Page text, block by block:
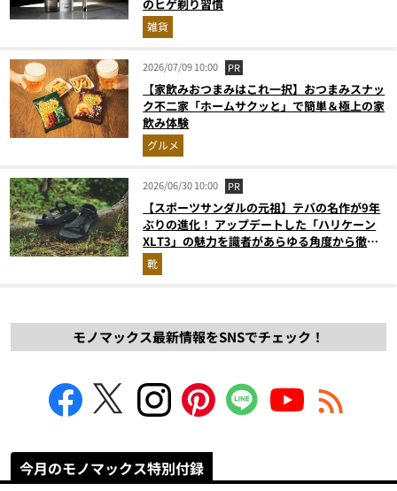
のヒゲ剃り習慣
雑貨
2026/07/09 10:00 PR
【家飲みおつまみはこれ一択】おつまみスナッ
ク不二家「ホームサクッと」で簡単＆極上の家
飲み体験
グルメ
2026/06/30 10:00 PR
【スポーツサンダルの元祖】テバの名作が9年
ぶりの進化！ アップデートした「ハリケーン
XLT3」の魅力を識者があらゆる角度から徹底
解説！
靴
モノマックス最新情報をSNSでチェック！
今月のモノマックス特別付録